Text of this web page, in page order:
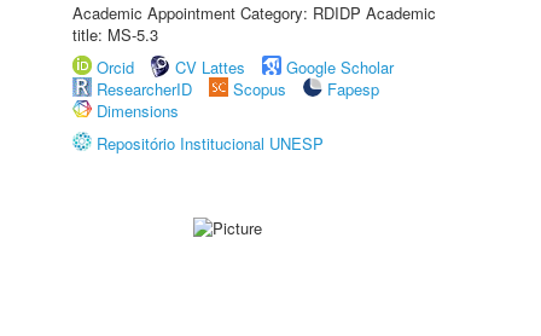
Academic Appointment Category: RDIDP Academic
title: MS-5.3
Orcid
CV Lattes
Google Scholar
ResearcherID
Scopus
Fapesp
Dimensions
Repositório Institucional UNESP